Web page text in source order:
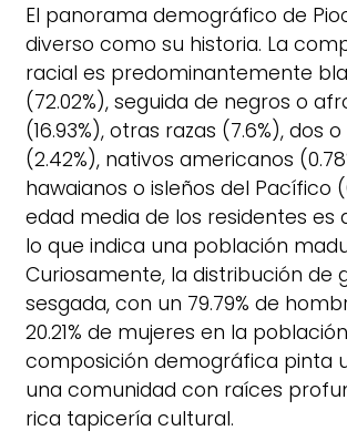
El panorama demográfico de
diverso como su historia. La
racial es predominantemente
(72.02%), seguida de negros o
(16.93%), otras razas (7.6%), dos
(2.42%), nativos americanos
hawaianos o isleños del Pacífico
edad media de los residentes es
lo que indica una población
Curiosamente, la distribución de
sesgada, con un 79.79% de
20.21% de mujeres en la
composición demográfica pinta
una comunidad con raíces
rica tapicería cultural.